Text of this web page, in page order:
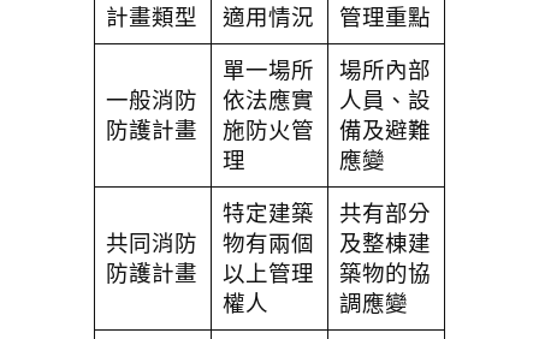
計畫類型 適用情況 管理重點
一般消防
防護計畫
單一場所
依法應實
施防火管
理
場所內部
人員、設
備及避難
應變
共同消防
防護計畫
特定建築
物有兩個
以上管理
權人
共有部分
及整棟建
築物的協
調應變